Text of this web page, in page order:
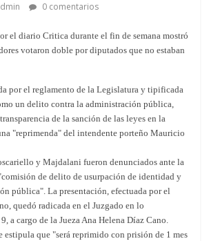
0 comentarios
el diario Critica durante el fin de semana mostró
votaron doble por diputados que no estaban
por el reglamento de la Legislatura y tipificada
un delito contra la administración pública,
de la sanción de las leyes en la
"reprimenda" del intendente porteño Mauricio
y Majdalani fueron denunciados ante la
de delito de usurpación de identidad y
pública". La presentación, efectuada por el
quedó radicada en el Juzgado en lo
a cargo de la Jueza Ana Helena Díaz Cano.
que "será reprimido con prisión de 1 mes